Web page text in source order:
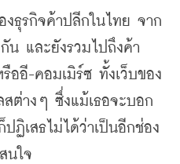
รกิจค้าปลีกในไทย จาก
น และยังรวมไปถึงค้า
ออี-คอมเมิร์ซ ทั้งเว็บของ
สต่างๆ ซึ่งแม้เธอจะบอก
ฏิเสธไม่ได้ว่าเป็นอีกช่อง
สนใจ